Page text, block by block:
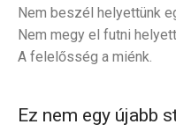
Nem beszél helyettünk
Nem megy el futni
A felelősség a miénk.
Ez nem egy újabb